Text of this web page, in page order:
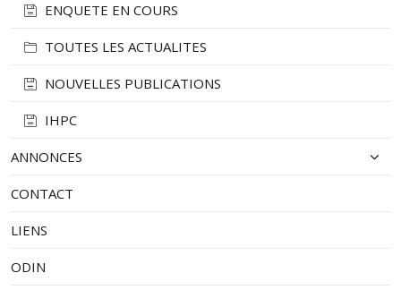
ENQUETE EN COURS
TOUTES LES ACTUALITES
NOUVELLES PUBLICATIONS
IHPC
ANNONCES
CONTACT
LIENS
ODIN